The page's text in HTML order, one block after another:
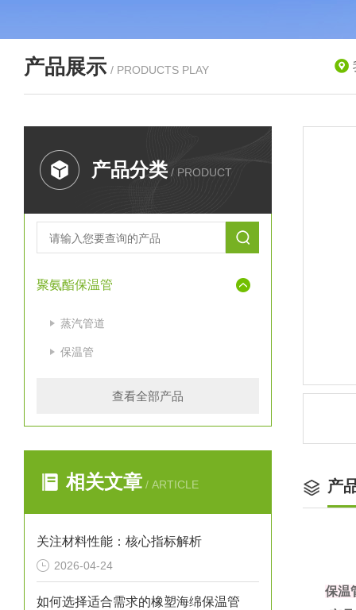
产品展示 / PRODUCTS PLAY
产品分类 / PRODUCT
聚氨酯保温管
蒸汽管道
保温管
查看全部产品
相关文章 / ARTICLE
关注材料性能：核心指标解析
2026-04-24
如何选择适合需求的橡塑海绵保温管
产
保温